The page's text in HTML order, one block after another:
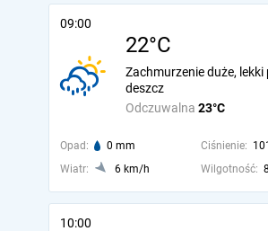
09:00
22°C
Odczuwalna 23°C
Zachmurzenie duże,
deszcz
Opad: 0 mm Ciśnienie:
Wiatr:
6 km/h Wilgotność:
10:00